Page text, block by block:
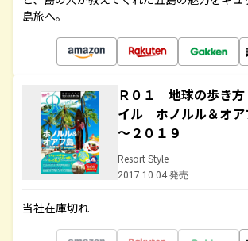
島旅へ。
Ｒ０１ 地球の歩き
イル ホノルル＆オ
～２０１９
Resort Style
2017.10.04 発売
当社在庫切れ